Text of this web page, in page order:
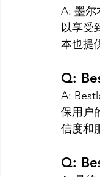
A: 墨尔
以享受
本也提
Q:
A:
保用户
信度和
Q: